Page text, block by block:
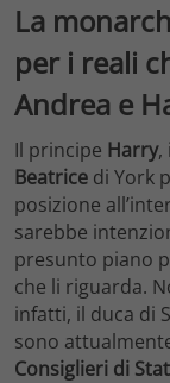
La
per i reali
Andrea e
Il principe Harry,
Beatrice di York
posizione
sarebbe
presunto piano
che li riguarda.
infatti, il duca di
sono
Consiglieri di